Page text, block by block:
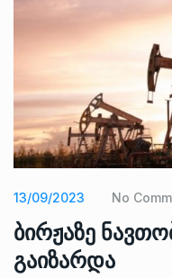
13/09/2023 No
ბირჟაზე
გაიზარდა